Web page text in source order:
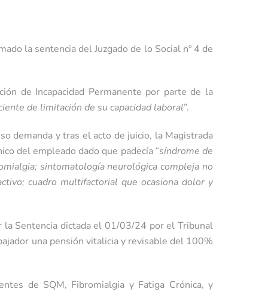
la sentencia del Juzgado de lo Social nº 4 de
de Incapacidad Permanente por parte de la
de limitación de su capacidad laboral”.
demanda y tras el acto de juicio, la Magistrada
del empleado dado que padecía “síndrome de
sintomatología neurológica compleja no
cuadro multifactorial que ocasiona dolor y
la Sentencia dictada el 01/03/24 por el Tribunal
una pensión vitalicia y revisable del 100%
de SQM, Fibromialgia y Fatiga Crónica, y